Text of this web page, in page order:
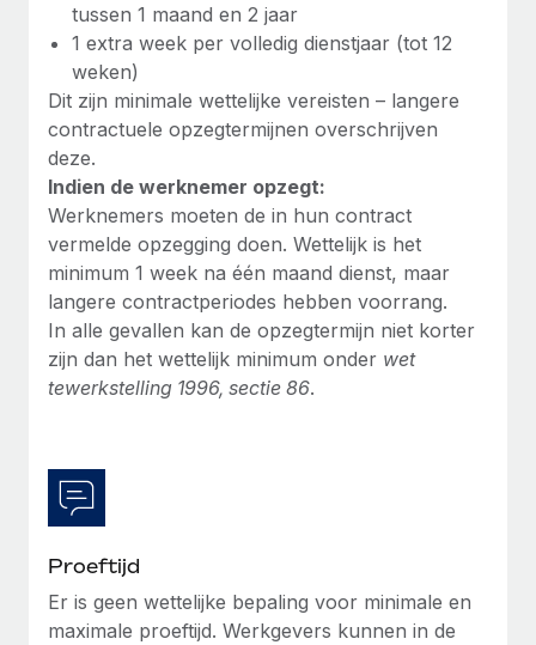
tussen 1 maand en 2 jaar
1 extra week per volledig dienstjaar (tot 12
weken)
Dit zijn minimale wettelijke vereisten – langere
contractuele opzegtermijnen overschrijven
deze.
Indien de werknemer opzegt:
Werknemers moeten de in hun contract
vermelde opzegging doen. Wettelijk is het
minimum 1 week na één maand dienst, maar
langere contractperiodes hebben voorrang.
In alle gevallen kan de opzegtermijn niet korter
zijn dan het wettelijk minimum onder wet
tewerkstelling 1996, sectie 86.
Proeftijd
Er is geen wettelijke bepaling voor minimale en
maximale proeftijd. Werkgevers kunnen in de